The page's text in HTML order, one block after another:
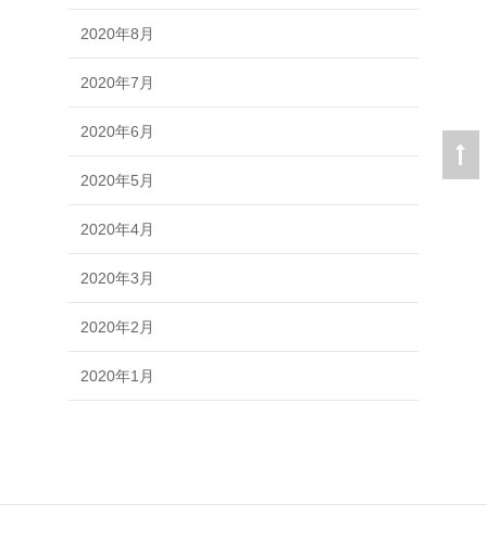
2020年8月
2020年7月
2020年6月
2020年5月
2020年4月
2020年3月
2020年2月
2020年1月